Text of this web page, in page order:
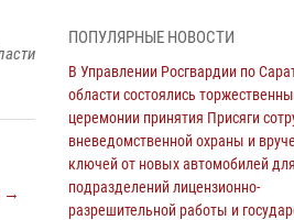
→
области состоялись торжественные
церемонии принятия Присяги
вневедомственной охраны и
ключей от новых автомобилей для
подразделений лицензионно-
разрешительной работы и
18 июля 2026, 13:37 10 1
ПОПУЛЯРНЫЕ НОВОСТИ
В Управлении Росгвардии по
области состоялись
церемонии принятия Присяги
вневедомственной охраны и
ключей от новых автомобилей для
подразделений лицензионно-
разрешительной работы и